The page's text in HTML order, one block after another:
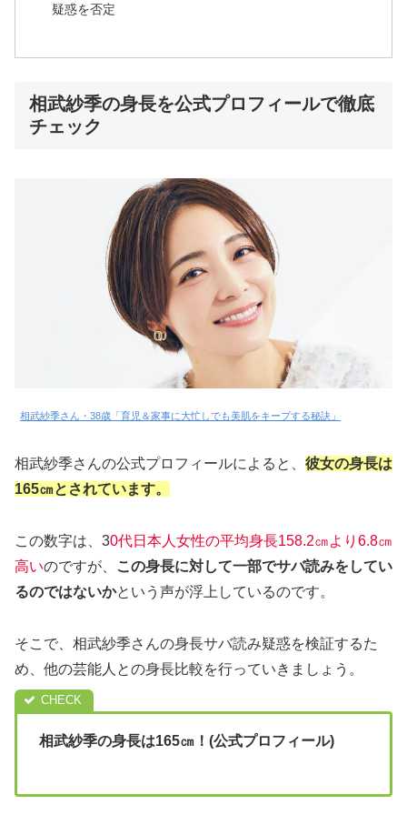
疑惑を否定
相武紗季の身長を公式プロフィールで徹底
チェック
相武紗季さん・38歳「育児＆家事に大忙しでも美肌をキープする秘訣」
相武紗季さんの公式プロフィールによると、 彼女の身長は
165㎝とされています。
この数字は、30代日本人女性の平均身長158.2㎝より6.8㎝
高いのですが、
この身長に対して一部でサバ読みをしてい
るのではないかという声が浮上しているのです。
そこで、相武紗季さんの身長サバ読み疑惑を検証するた
め、他の芸能人との身長比較を行っていきましょう。
相武紗季の身長は165㎝！(公式プロフィール)